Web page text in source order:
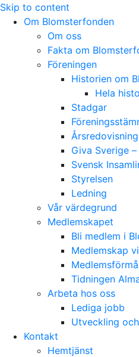
Skip to content
Om Blomsterfonden
Om oss
Fakta om
Föreningen
Historien om
Hela
Stadgar
Giva Sverige
Svensk
Styrelsen
Ledning
Vår värdegrund
Medlemskapet
Bli medlem i
Medlemskap
Tidningen
Arbeta hos oss
Lediga jobb
Utveckling
Kontakt
Hemtjänst